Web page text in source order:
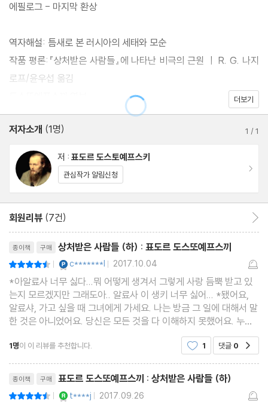
에필로그 - 마지막 환상
역자해설: 틈새로 본 러시아의 세태와 모순
작품 평론:『상처받은 사람들』에 나타난 비극의 근원 ㅣ R. G. 나지
로프/윤우섭 옮김
더보기
저자소개 (1명) 1 /1
저 : 표도르 도스토예프스키
관심작가 알림신청
회원리뷰 (7건)
종이책 구매 상처받은 사람들 (하) : 표도르 도스또예프스끼
| c*******l | 2017.10.04
*아알료사 너무 싫다...뭐 어떻게 생겨서 그렇게 사랑 듬뿍 받고 있
는지 모르겠지만 그래도아.. 알료사 이 생키 너무 싫어... *됐어요,
알료샤, 가고 싶을 때 그녀에게 가세요. 나는 방금 그 일에 대해서 말
한 것은 아니었어요. 당신은 모든 것을 다 이해하지 못했어요. 누구
와 함께 있든지 간에 행복하세요. 당신의 마음이 내게 줄 수 있는 것
보다 더 많은 것을 요구할 수는 없는 일이지
1명이 이 리뷰를 추천합니다. 1 댓글 0
종이책 구매 표도르 도스또예프스끼 : 상처받은 사람들 (하)
| t****j | 2017.09.26